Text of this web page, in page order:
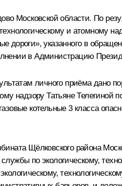
Московской области. По
и атомному
дороги», указанного в
в Администрацию
личного приёма дано
надзору Татьяне
котельные 3 класса
Щёлковского района
по экологическому,